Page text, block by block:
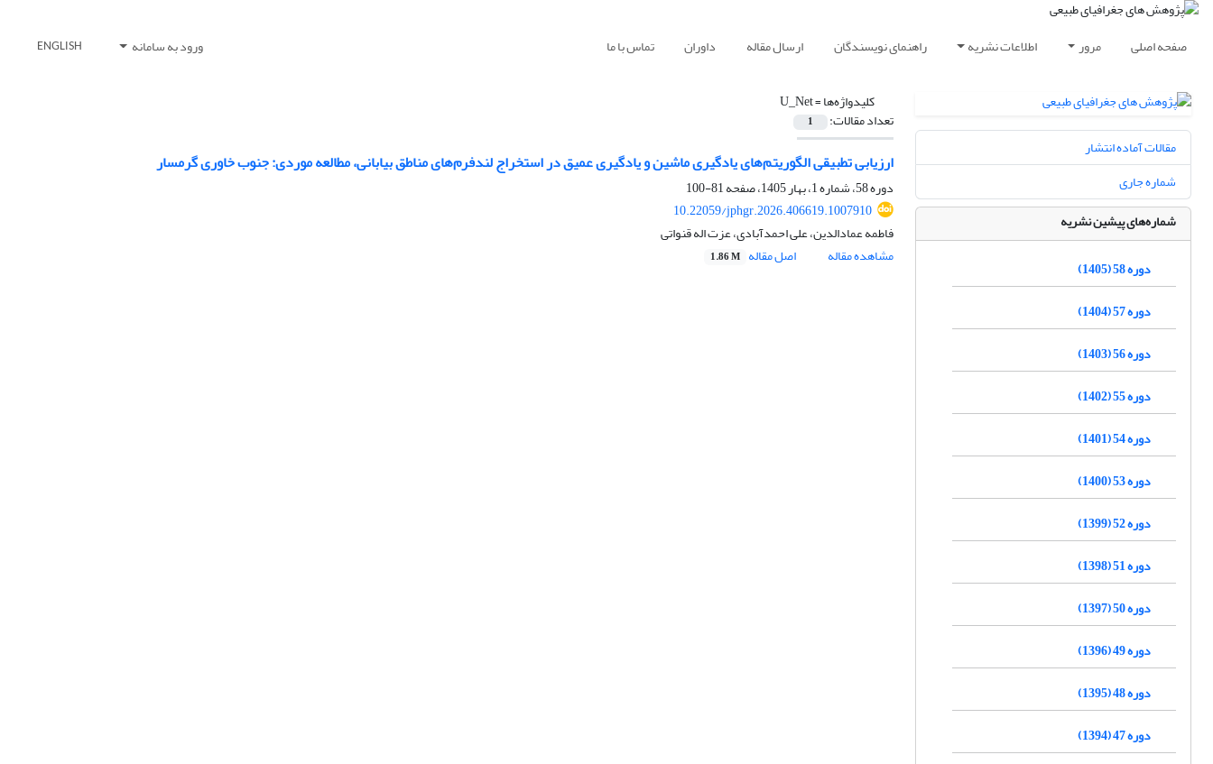
صفحه اصلی مرور اطلاعات نشریه راهنمای نویسندگان ارسال مقاله داوران تماس با ما ورود به سامانه ENGLISH
کلیدواژه‌ها =U_Net
تعداد مقالات: 1
ارزیابی تطبیقی الگوریتم‌های یادگیری ماشین و یادگیری عمیق در استخراج لندفرم‌های مناطق بیابانی، مطالعه موردی: جنوب خاوری گرمسار
دوره 58، شماره 1، بهار 1405، صفحه
81-100
10.22059/jphgr.2026.406619.1007910
فاطمه عمادالدین، علی احمدآبادی، عزت اله قنواتی
مشاهده مقاله
اصل مقاله 1.86 M
مقالات آماده انتشار
شماره جاری
شماره‌های پیشین نشریه
دوره 58 (1405)
دوره 57 (1404)
دوره 56 (1403)
دوره 55 (1402)
دوره 54 (1401)
دوره 53 (1400)
دوره 52 (1399)
دوره 51 (1398)
دوره 50 (1397)
دوره 49 (1396)
دوره 48 (1395)
دوره 47 (1394)